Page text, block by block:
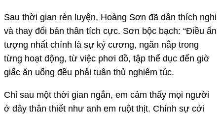
Sau thời gian rèn luyện, Hoàng Sơn đã dần thích nghi
và thay đổi bản thân tích cực. Sơn bộc bạch: “Điều ấn
tượng nhất chính là sự kỷ cương, ngăn nắp trong
từng hoạt động, từ việc phơi đồ, tập thể dục đến giờ
giấc ăn uống đều phải tuân thủ nghiêm túc.
Chỉ sau một thời gian ngắn, em cảm thấy mọi người
ở đây thân thiết như anh em ruột thịt. Chính sự cởi